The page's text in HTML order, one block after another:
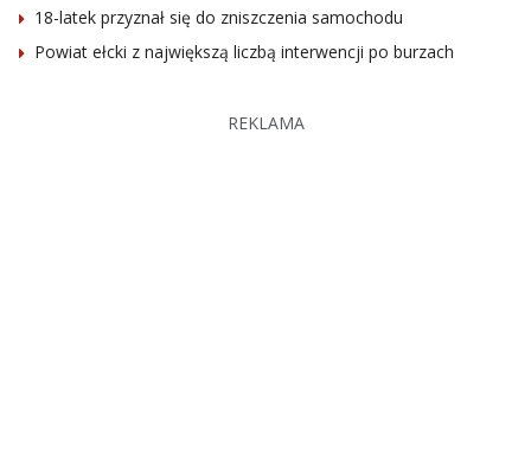
18-latek przyznał się do zniszczenia samochodu
Powiat ełcki z największą liczbą interwencji po burzach
REKLAMA